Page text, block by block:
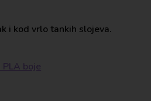
i kod vrlo tankih slojeva.
boje